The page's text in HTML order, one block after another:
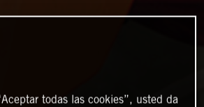
todas las cookies”, usted da